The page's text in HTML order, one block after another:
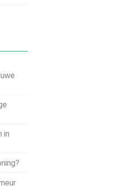
in